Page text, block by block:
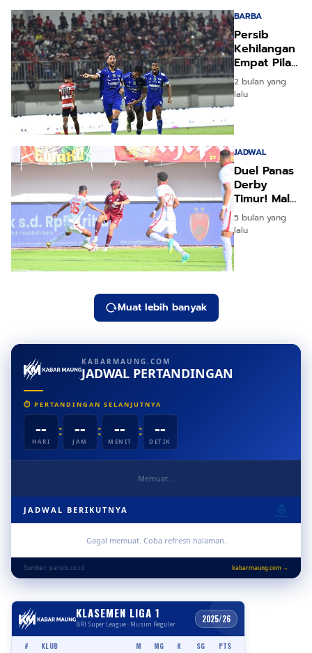
BARBA
Persib
Kehilangan
Empat Pilar
Jelang Duel
Kontra PSM
2 bulan yang
lalu
JADWAL
Duel Panas
Derby
Timur! Malut
United vs
PSM
5 bulan yang
lalu
Muat lebih banyak
KABARMAUNG.COM
JADWAL PERTANDINGAN
⏱ PERTANDINGAN SELANJUTNYA
--
HARI
: --
JAM
: --
MENIT
: --
DETIK
Memuat...
JADWAL BERIKUTNYA
Gagal memuat. Coba refresh halaman.
Sumber: persib.co.id kabarmaung.com →
KLASEMEN LIGA 1
BRI Super League · Musim Reguler 2025/26
# KLUB M MG K SG PTS